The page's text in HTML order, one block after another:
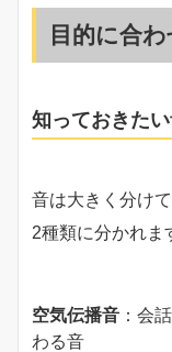
目的に合
知っておきた
音は大きく分け
2種類に分かれま
空気伝播音 ：会
わる音